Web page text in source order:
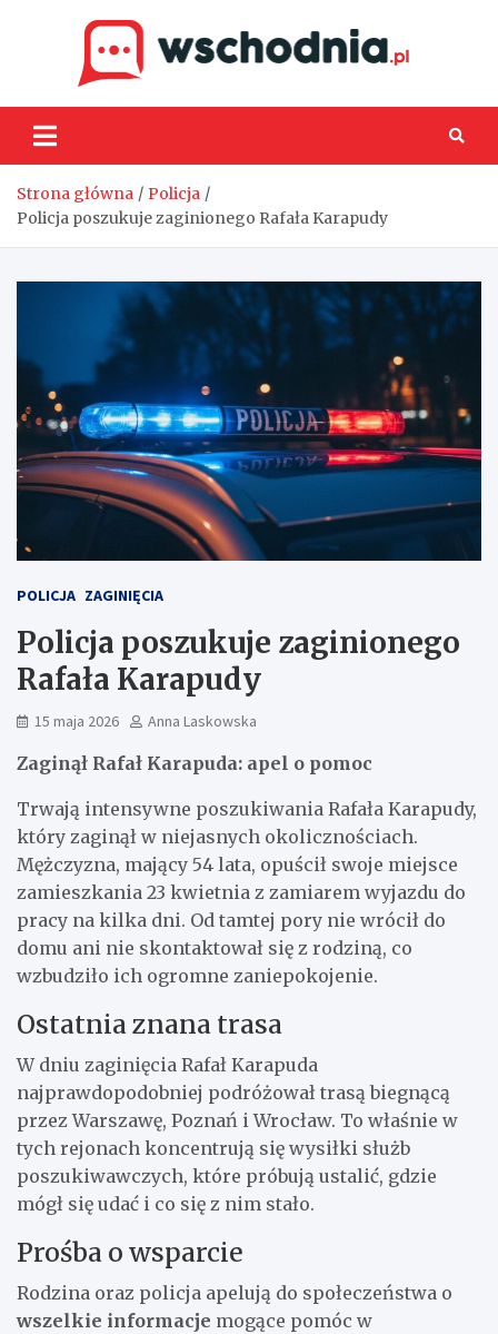
Strona główna
Policja
Policja poszukuje zaginionego Rafała Karapudy
POLICJA ZAGINIĘCIA
Policja poszukuje zaginionego
Rafała Karapudy
15 maja 2026 Anna Laskowska
Zaginął Rafał Karapuda: apel o pomoc
Trwają intensywne poszukiwania Rafała Karapudy,
który zaginął w niejasnych okolicznościach.
Mężczyzna, mający 54 lata, opuścił swoje miejsce
zamieszkania 23 kwietnia z zamiarem wyjazdu do
pracy na kilka dni. Od tamtej pory nie wrócił do
domu ani nie skontaktował się z rodziną, co
wzbudziło ich ogromne zaniepokojenie.
Ostatnia znana trasa
W dniu zaginięcia Rafał Karapuda
najprawdopodobniej podróżował trasą biegnącą
przez Warszawę, Poznań i Wrocław. To właśnie w
tych rejonach koncentrują się wysiłki służb
poszukiwawczych, które próbują ustalić, gdzie
mógł się udać i co się z nim stało.
Prośba o wsparcie
Rodzina oraz policja apelują do społeczeństwa o
wszelkie informacje mogące pomóc w